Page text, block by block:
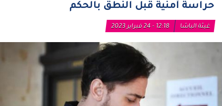
حراسة أمنية قبل النطق بالحكم
غيثة الباشا 12:18 - 24 فبراير 2023